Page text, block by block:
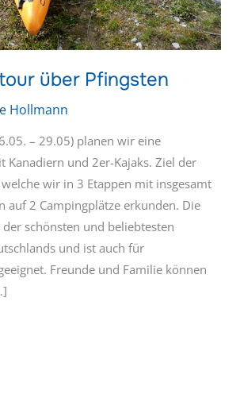
über Pfingsten
Hollmann
– 29.05) planen wir eine
Kanadiern und 2er-Kajaks. Ziel der
wir in 3 Etappen mit insgesamt
auf 2 Campingplätze erkunden. Die
schönsten und beliebtesten
und ist auch für
Freunde und Familie können